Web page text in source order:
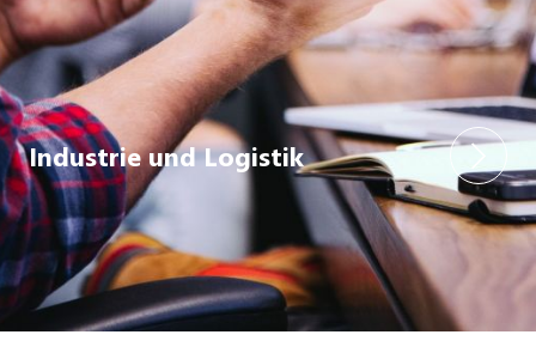
Industrie und Logistik